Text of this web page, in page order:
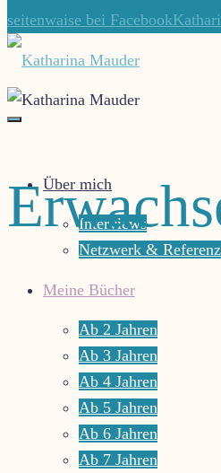
seitenwaise bei Facebook
Katharina
Geschichten
lassen
leuchten
Über mich
Interviews
Netzwerk &
Meine Bücher
Ab 2 Jahren
Ab 3 Jahren
Ab 4 Jahren
Ab 5 Jahren
Ab 6 Jahren
Ab 7 Jahren